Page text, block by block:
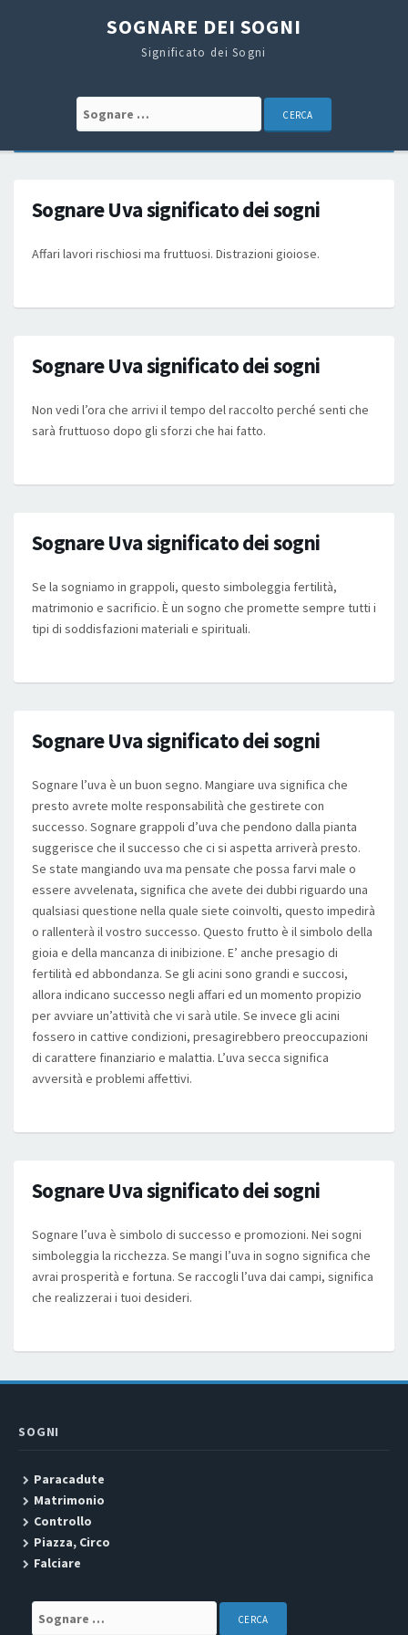
SOGNARE DEI SOGNI
Significato dei Sogni
Search for:
Sognare Uva significato dei sogni
Affari lavori rischiosi ma fruttuosi. Distrazioni gioiose.
Sognare Uva significato dei sogni
Non vedi l’ora che arrivi il tempo del raccolto perché senti che
sarà fruttuoso dopo gli sforzi che hai fatto.
Sognare Uva significato dei sogni
Se la sogniamo in grappoli, questo simboleggia fertilità,
matrimonio e sacrificio. È un sogno che promette sempre tutti i
tipi di soddisfazioni materiali e spirituali.
Sognare Uva significato dei sogni
Sognare l’uva è un buon segno. Mangiare uva significa che
presto avrete molte responsabilità che gestirete con
successo. Sognare grappoli d’uva che pendono dalla pianta
suggerisce che il successo che ci si aspetta arriverà presto.
Se state mangiando uva ma pensate che possa farvi male o
essere avvelenata, significa che avete dei dubbi riguardo una
qualsiasi questione nella quale siete coinvolti, questo impedirà
o rallenterà il vostro successo. Questo frutto è il simbolo della
gioia e della mancanza di inibizione. E’ anche presagio di
fertilità ed abbondanza. Se gli acini sono grandi e succosi,
allora indicano successo negli affari ed un momento propizio
per avviare un’attività che vi sarà utile. Se invece gli acini
fossero in cattive condizioni, presagirebbero preoccupazioni
di carattere finanziario e malattia. L’uva secca significa
avversità e problemi affettivi.
Sognare Uva significato dei sogni
Sognare l’uva è simbolo di successo e promozioni. Nei sogni
simboleggia la ricchezza. Se mangi l’uva in sogno significa che
avrai prosperità e fortuna. Se raccogli l’uva dai campi, significa
che realizzerai i tuoi desideri.
SOGNI
Paracadute
Matrimonio
Controllo
Piazza, Circo
Falciare
Search for: